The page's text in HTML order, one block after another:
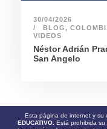
30/04/2026
BLOG,
VIDEOS
Néstor Adrián
San Angelo
Esta página de internet y su
EDUCATIVO. Está prohibida su